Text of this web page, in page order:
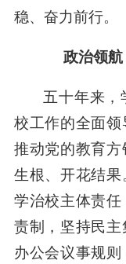
稳、奋力前行。
政治领
五十年来，
校工作的全面领
推动党的教育
生根、开花结
学治校主体责
责制，坚持民
办公会议事规